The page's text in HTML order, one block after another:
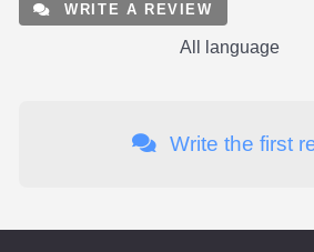
WRITE A REVIEW
All language
Write the first